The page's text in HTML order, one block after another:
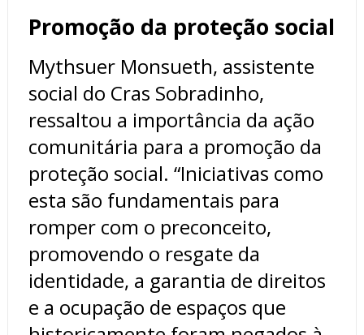
Promoção da proteção social
Mythsuer Monsueth, assistente
social do Cras Sobradinho,
ressaltou a importância da ação
comunitária para a promoção da
proteção social. “Iniciativas como
esta são fundamentais para
romper com o preconceito,
promovendo o resgate da
identidade, a garantia de direitos
e a ocupação de espaços que